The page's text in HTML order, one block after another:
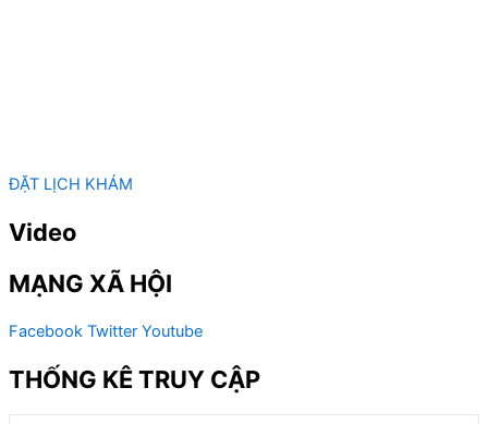
ĐẶT LỊCH KHÁM
Video
MẠNG XÃ HỘI
Facebook Twitter Youtube
THỐNG KÊ TRUY CẬP